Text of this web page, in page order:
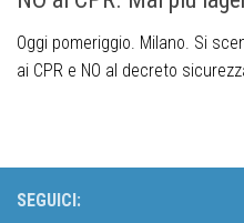
Oggi pomeriggio. Milano. Si
ai CPR e NO al decreto
SEGUICI: